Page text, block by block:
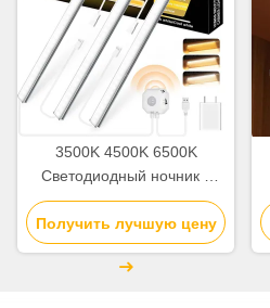
3500K 4500K 6500K
Светодиодный ночник с
датчиком движения для
помещений 5V USB
Получить лучшую цену